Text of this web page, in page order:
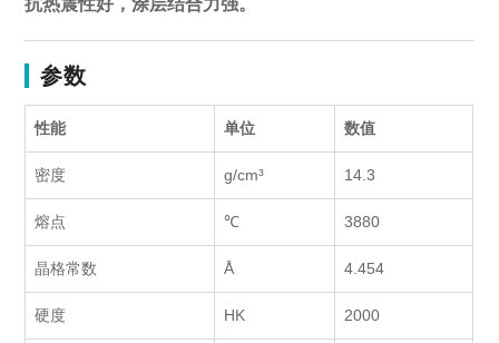
抗热震性好，涂层结合力强。
参数
性能 单位 数值
密度 g/cm³ 14.3
熔点 ℃ 3880
晶格常数 Å 4.454
硬度 HK 2000